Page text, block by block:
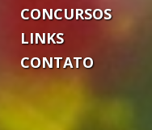
CONCURSOS
LINKS
CONTATO